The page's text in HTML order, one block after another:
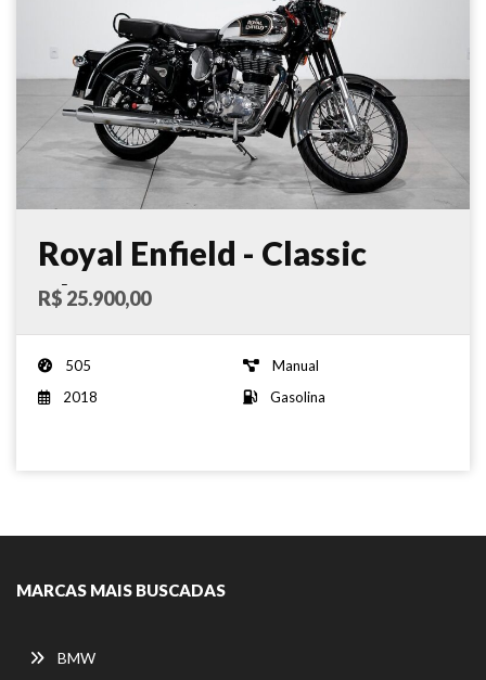
Royal Enfield - Classic
Chrome 500 EFI - 2018
R$ 25.900,00
505
Manual
2018
Gasolina
MARCAS MAIS BUSCADAS
BMW